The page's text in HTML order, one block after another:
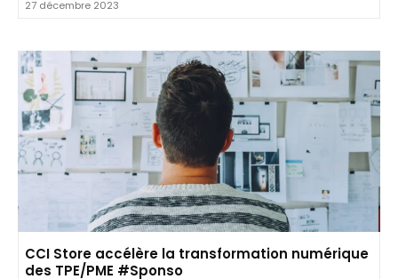
27 décembre 2023
CCI Store accélère la transformation numérique
des TPE/PME #Sponso